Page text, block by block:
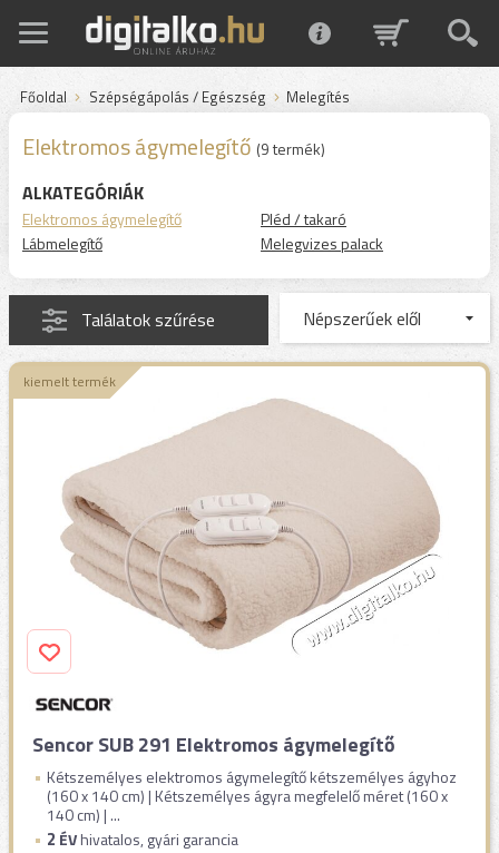
Főoldal Szépségápolás / Egészség Melegítés
Elektromos ágymelegítő (9 termék)
ALKATEGÓRIÁK
Elektromos ágymelegítő
Lábmelegítő
Pléd / takaró
Melegvizes palack
Találatok szűrése
kiemelt termék
Sencor SUB 291 Elektromos ágymelegítő
Kétszemélyes elektromos ágymelegítő kétszemélyes ágyhoz
(160 x 140 cm) | Kétszemélyes ágyra megfelelő méret (160 x
140 cm) | ...
2 ÉVhivatalos, gyári garancia